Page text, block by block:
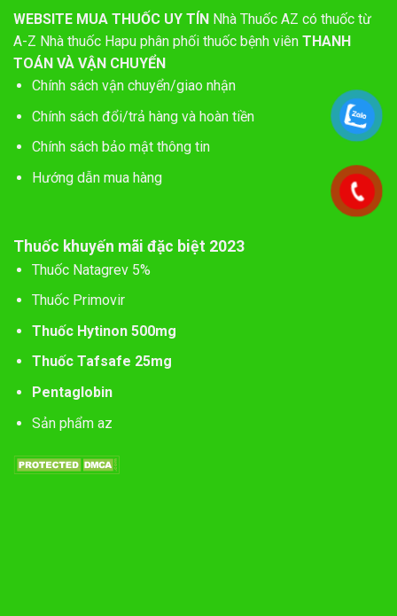
WEBSITE MUA THUỐC UY TÍN Nhà Thuốc AZ có thuốc từ
A-Z Nhà thuốc Hapu phân phối thuốc bệnh viên THANH
TOÁN VÀ VẬN CHUYỂN
Chính sách vận chuyển/giao nhận
Chính sách đổi/trả hàng và hoàn tiền
Chính sách bảo mật thông tin
Hướng dẫn mua hàng
Thuốc khuyến mãi đặc biệt 2023
Thuốc Natagrev 5%
Thuốc Primovir
Thuốc Hytinon 500mg
Thuốc Tafsafe 25mg
Pentaglobin
Sản phẩm az